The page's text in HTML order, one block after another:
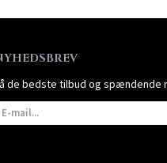
de bedste tilbud og spændende